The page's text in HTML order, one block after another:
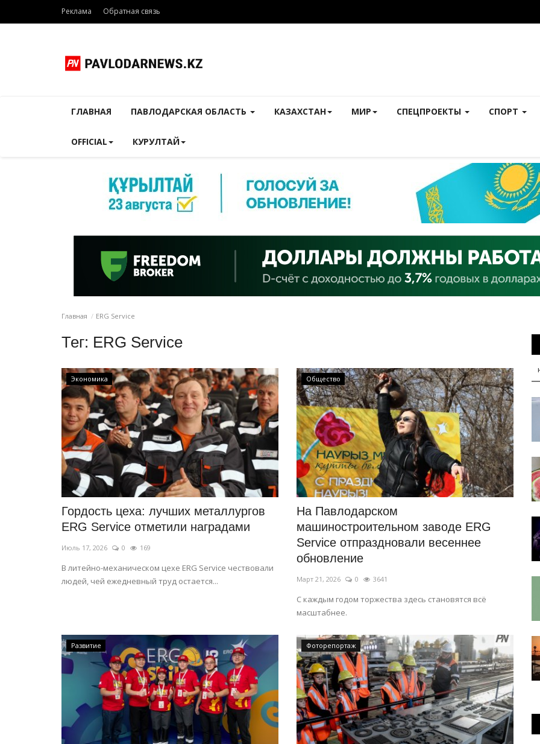
Реклама Обратная связь
ГЛАВНАЯ ПАВЛОДАРСКАЯ ОБЛАСТЬ КАЗАХСТАН МИР СПЕЦПРОЕКТЫ СПОРТ
OFFICIAL КУРУЛТАЙ
Главная ERG Service
Тег: ERG Service
Экономика
Гордость цеха: лучших металлургов
ERG Service отметили наградами
Июль 17, 2026 0 169
В литейно-механическом цехе ERG Service чествовали
людей, чей ежедневный труд остается...
Общество
На Павлодарском
машиностроительном заводе ERG
Service отпраздновали весеннее
обновление
Март 21, 2026 0 3641
С каждым годом торжества здесь становятся всё
масштабнее.
Развитие Фоторепортаж